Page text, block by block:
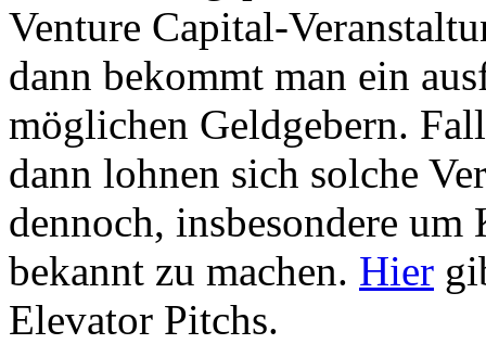
Venture Capital-
dann bekommt man ein
möglichen Geldgebern.
dann lohnen sich solche
dennoch, insbesondere
bekannt zu machen. Hier
Elevator Pitchs.